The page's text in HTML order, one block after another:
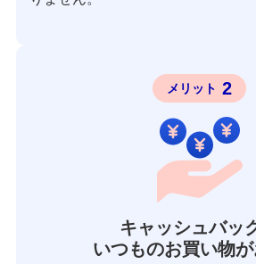
メリット 2
キャッシュバッ
いつものお買い物